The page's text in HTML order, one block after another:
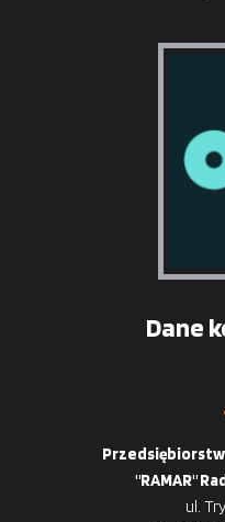
Dane
"RAMAR"
ul.